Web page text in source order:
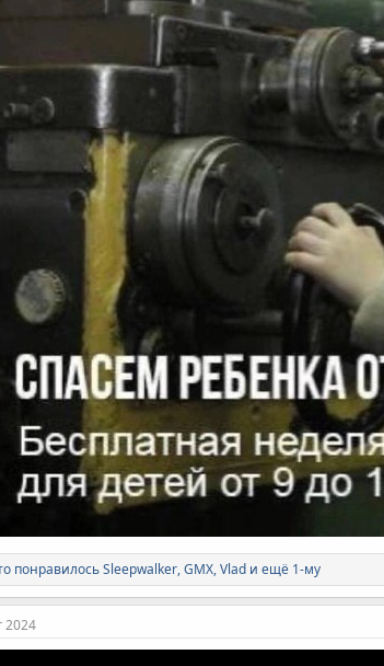
понравилосьSleepwalker,GMX,Vlad и ещё 1-му
2024